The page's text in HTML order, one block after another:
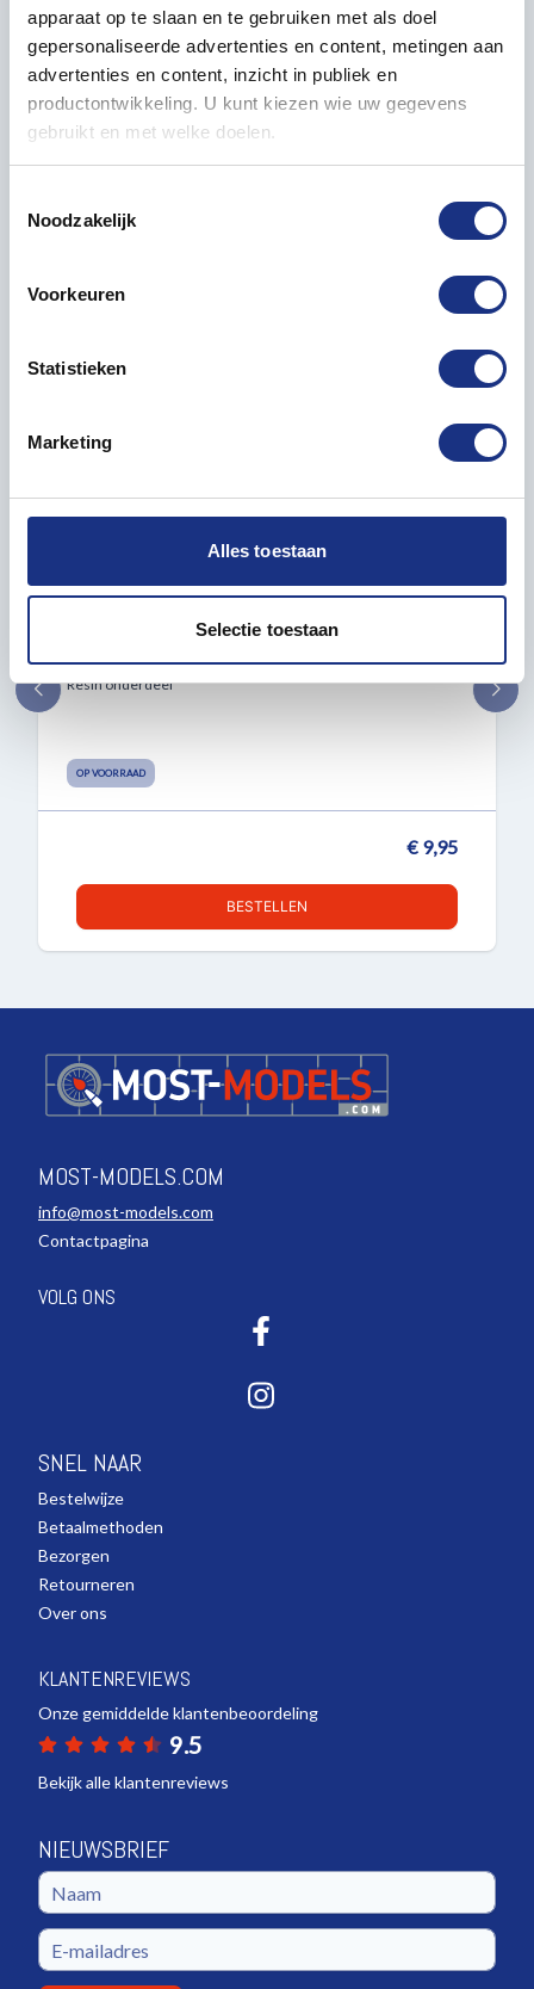
apparaat op te slaan en te gebruiken met als doel
gepersonaliseerde advertenties en content, metingen aan
advertenties en content, inzicht in publiek en
productontwikkeling. U kunt kiezen wie uw gegevens
gebruikt en met welke doelen.
Informatie verzamelen over uw geografische locatie,
Uw apparaat identificeren door het actief te scannen
op specifieke eigenschappen (fingerprinting)
verwerkt en stel uw voorkeuren in het
detailgedeelte
in.
personaliseren, om functies voor social media te bieden
en om ons websiteverkeer te analyseren. Ook delen we
partners voor social media, adverteren en analyse. Deze
partners kunnen deze gegevens combineren met andere
verzameld op basis van uw gebruik van hun services.
Noodzakelijk
Voorkeuren
Statistieken
Marketing
Alles toestaan
Selectie toestaan
Eigenschappen
Aantal onderdelen
Gerelateerde producten
Resin onderdeel
OP VOORRAAD
€ 9,95
BESTELLEN
MOST-MODELS.COM
info@most-models.com
Contactpagina
VOLG ONS
SNEL NAAR
Bestelwijze
Betaalmethoden
Bezorgen
Retourneren
Over ons
KLANTENREVIEWS
Onze gemiddelde klantenbeoordeling
9.5
Bekijk alle klantenreviews
NIEUWSBRIEF